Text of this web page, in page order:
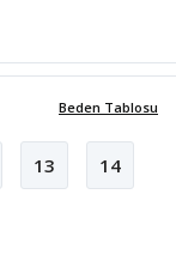
Beden Tablosu
13 14